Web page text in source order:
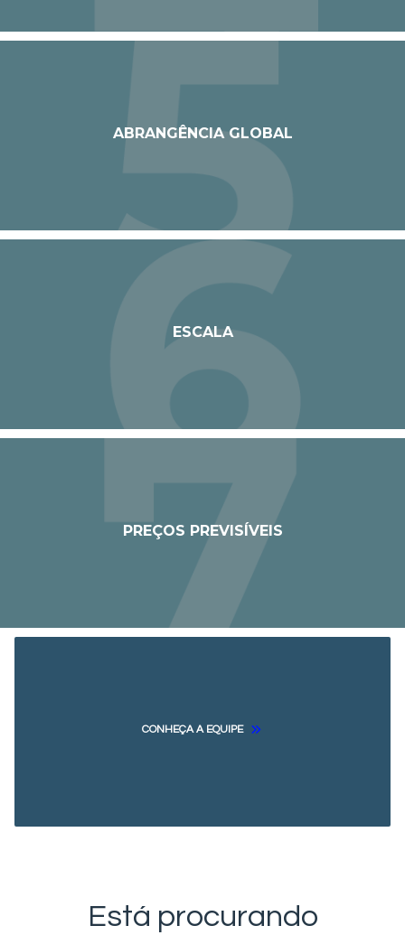
ABRANGÊNCIA GLOBAL
ESCALA
PREÇOS PREVISÍVEIS
CONHEÇA A EQUIPE
Está procurando